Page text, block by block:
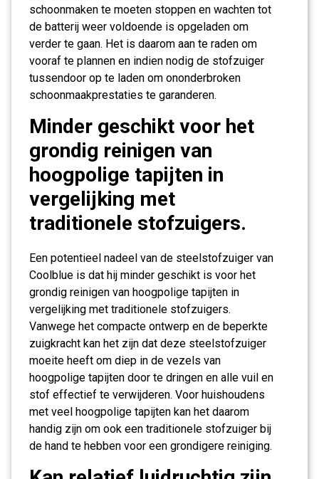
schoonmaken te moeten stoppen en wachten tot
de batterij weer voldoende is opgeladen om
verder te gaan. Het is daarom aan te raden om
vooraf te plannen en indien nodig de stofzuiger
tussendoor op te laden om ononderbroken
schoonmaakprestaties te garanderen.
Minder geschikt voor het
grondig reinigen van
hoogpolige tapijten in
vergelijking met
traditionele stofzuigers.
Een potentieel nadeel van de steelstofzuiger van
Coolblue is dat hij minder geschikt is voor het
grondig reinigen van hoogpolige tapijten in
vergelijking met traditionele stofzuigers.
Vanwege het compacte ontwerp en de beperkte
zuigkracht kan het zijn dat deze steelstofzuiger
moeite heeft om diep in de vezels van
hoogpolige tapijten door te dringen en alle vuil en
stof effectief te verwijderen. Voor huishoudens
met veel hoogpolige tapijten kan het daarom
handig zijn om ook een traditionele stofzuiger bij
de hand te hebben voor een grondigere reiniging.